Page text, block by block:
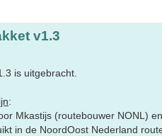
v1.3
is uitgebracht.
:
Mkastijs (routebouwer NONL)
in de NoordOost Nederland